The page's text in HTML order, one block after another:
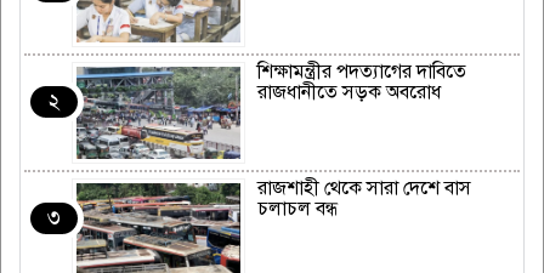
২
শিক্ষামন্ত্রীর পদত্যাগের দাবিতে
রাজধানীতে সড়ক অবরোধ
৩
রাজশাহী থেকে সারা দেশে বাস
চলাচল বন্ধ